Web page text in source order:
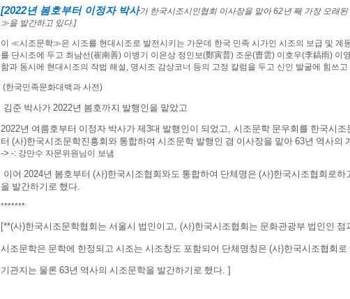
[2022년 봄호부터 이정자 박사가 한국시조시인협회 이사장을 맡아62년 째 가장 오래
≫을 발간하고 있다.]
이 ≪시조문학≫은 시조를 현대시조로 발전시키는 가운데 한국 민족 시가인 시조의 보급 및 계
를 단시조에 두고 최남선(崔南善) 이병기 이은상 정인보(鄭寅普) 조운(曺雲) 이호우(李鎬雨) 이
함과 동시에 현대시조의 작법 해설 , 명시조 감상코너 등의 고정 칼럼을 두고 신인 발굴에 힘쓰고
(한국민족문화대백과 사전)
김준 박사가 2022년 봄호까지 발행인을 맡았고
2022년 여름호부터 이정자 박사가 제3대 발행인이 되었고 시조문학 문우회를 한국시조
터 (사)한국시조문학진흥회와 통합하여 시조문학 발행인 겸 이사장을 맡아 63년 역사의
-> -: 강만수 자문위원님이 보냄
이어 2024년 봄호부터 (사)한국시조협회와도 통합하여 단체명은 (사)한국시조협회로하
을 발간하기로 했다
*******
[**(사)한국시조문학협회는 서울시 법인이고, (사)한국시조협회는 문화관광부 법인인 점
시조문학은 문학에 한정되고 시조는 시조창도 포함되어 단체명칭은 (사)한국시조협회로
기관지는 물론 63년 역사의 시조문학을 발간하기로 했다 . ]